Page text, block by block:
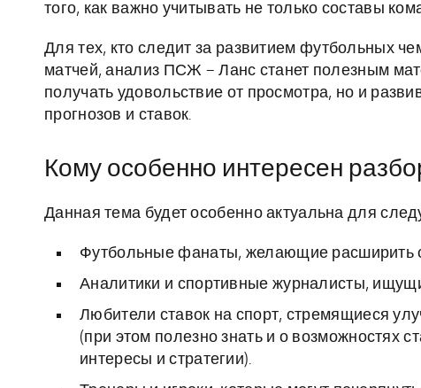
того, как важно учитывать не только составы
Для тех, кто следит за развитием футбольных
матчей, анализ ПСЖ – Ланс станет полезным
получать удовольствие от просмотра, но и
прогнозов и ставок.
Кому особенно интересен
Данная тема будет особенно актуальна для
Футбольные фанаты, желающие расширить
Аналитики и спортивные журналисты,
Любители ставок на спорт, стремящиеся
(при этом полезно знать и о возможностях
интересы и стратегии).